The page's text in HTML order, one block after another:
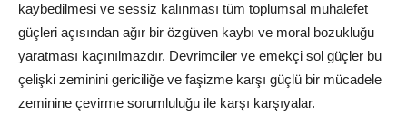
kaybedilmesi ve sessiz kalınması tüm toplumsal muhalefet
güçleri açısından ağır bir özgüven kaybı ve moral bozukluğu
yaratması kaçınılmazdır. Devrimciler ve emekçi sol güçler bu
çelişki zeminini gericiliğe ve faşizme karşı güçlü bir mücadele
zeminine çevirme sorumluluğu ile karşı karşıyalar.